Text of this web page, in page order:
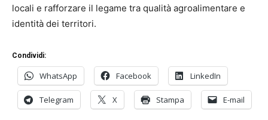
locali e rafforzare il legame tra qualità agroalimentare e
identità dei territori.
Condividi:
WhatsApp Facebook LinkedIn
Telegram X Stampa E-mail